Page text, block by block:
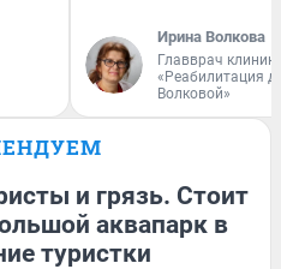
Ирина Волкова
Главврач
«Реабилитация
Волковой»
и грязь. Стоит
аквапарк в
туристки